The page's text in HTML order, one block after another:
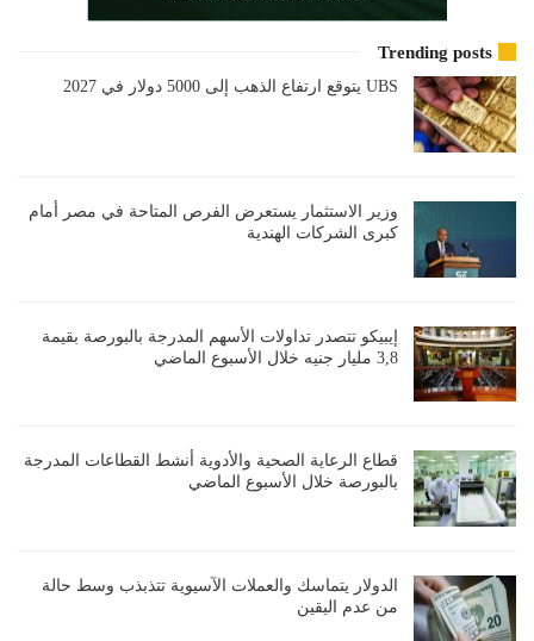
Trending posts
UBS يتوقع ارتفاع الذهب إلى 5000 دولار في 2027
وزير الاستثمار يستعرض الفرص المتاحة في مصر أمام
كبرى الشركات الهندية
إيبيكو تتصدر تداولات الأسهم المدرجة بالبورصة بقيمة
3,8 مليار جنيه خلال الأسبوع الماضي
قطاع الرعاية الصحية والأدوية أنشط القطاعات المدرجة
بالبورصة خلال الأسبوع الماضي
الدولار يتماسك والعملات الآسيوية تتذبذب وسط حالة
من عدم اليقين